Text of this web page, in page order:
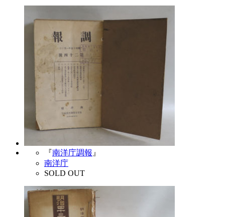
『南洋庁調報 』
南洋庁
SOLD OUT